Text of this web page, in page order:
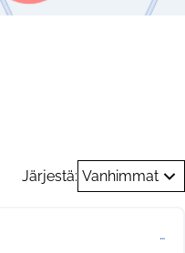
Järjestä: Vanhimmat
…